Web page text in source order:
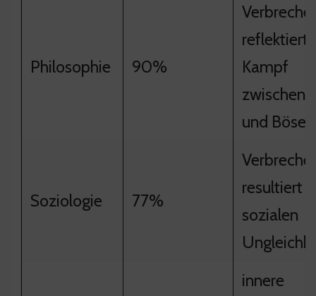
Philosophie 90%
reflektiert
Kampf
zwischen
und Böse
Soziologie 77%
resultiert
sozialen
innere